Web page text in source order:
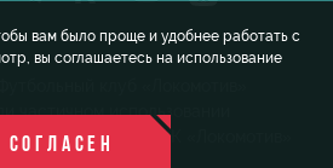
вам было проще и удобнее работать с
вы соглашаетесь на использование
СОГЛАСЕН
клуб «Локомотив»
частичном использовании
сайт ФК «Локомотив»